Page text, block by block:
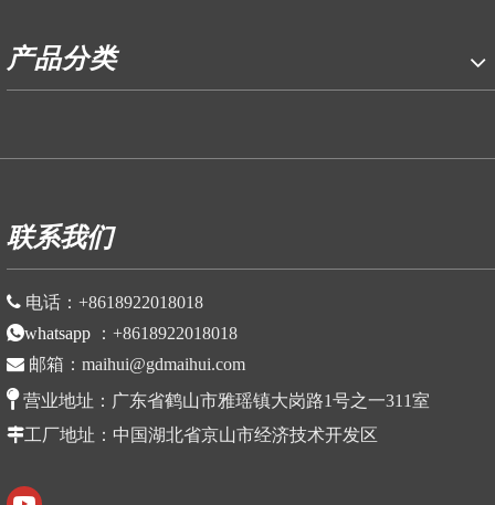
产品分类
联系我们
 电话： +8618922018018
whatsapp
： +8618922018018
 邮箱： maihui@gdmaihui.com
 营业地址： 广东省鹤山市雅瑶镇大岗路1号之一311室
工厂地址 ：中国湖北省京山市经济技术开发区